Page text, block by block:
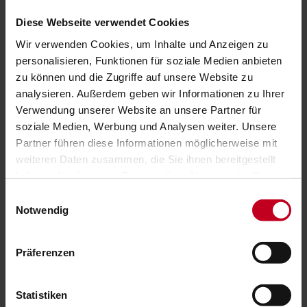
Diese Webseite verwendet Cookies
Wir verwenden Cookies, um Inhalte und Anzeigen zu
personalisieren, Funktionen für soziale Medien anbieten
zu können und die Zugriffe auf unsere Website zu
analysieren. Außerdem geben wir Informationen zu Ihrer
Verwendung unserer Website an unsere Partner für
soziale Medien, Werbung und Analysen weiter. Unsere
Partner führen diese Informationen möglicherweise mit
weiteren Daten zusammen, die Sie ihnen bereitgestellt
Notwendig
Präferenzen
Statistiken
zwischen mir und dem Deutschen Roten Kreuz, mit dem
ich zusammengearbeitet habe. Hilfreich war hierbei
meine ehrenamtliche Musikarbeit. Sobald dieses
Vertrauen bestand, wurde ich fast überall herzlich
willkommen geheißen.
Herausforderungen bestanden eher hinsichtlich anderer
Dimensionen: Wie lässt sich die Vielfalt an Musik und
Lebensweisen geflüchteter Menschen erfassen und
beschreiben? Wie gehe ich mit der Mobilität von Musik,
aber auch der Menschen um? Zum Beispiel wurden
sodass ich sie nicht weiter begleiten konnte. Wie
als privilegiertem Forscher und Menschen in